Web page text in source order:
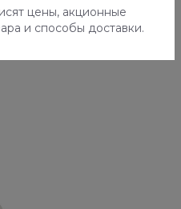
цены, акционные
и способы доставки.